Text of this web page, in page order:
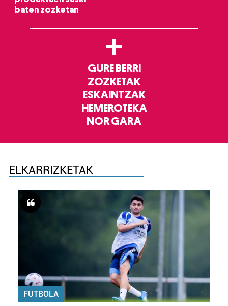
baten zozketan
+
GURE BERRI
ZOZKETAK
ESKAINTZAK
HEMEROTEKA
NOR GARA
ELKARRIZKETAK
FUTBOLA